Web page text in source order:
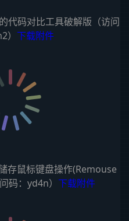
代码对比工具破解版（访问
下载附件
存鼠标键盘操作(Remouse
码：yd4n） 下载附件